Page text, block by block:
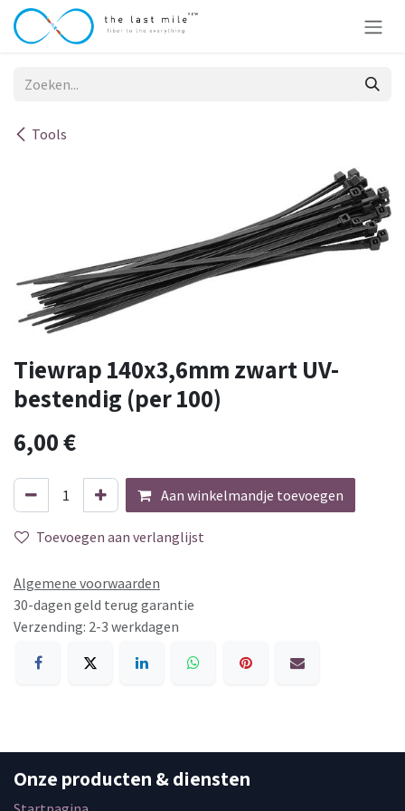
Overslaan naar inhoud
Tools
Tiewrap 140x3,6mm zwart UV-
bestendig (per 100)
6,00€
Aan winkelmandje toevoegen
Toevoegen aan verlanglijst
Algemene voorwaarden
30-dagen geld terug garantie
Verzending: 2-3 werkdagen
Onze producten & diensten